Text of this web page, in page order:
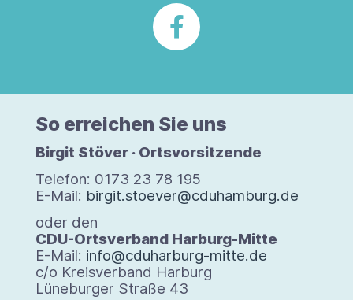
So errei­chen Sie uns
Bir­git Stö­ver · Orts­vor­sit­zende
Tele­fon: 0173 23 78 195
E-Mail: birgit.stoever@cduhamburg.de
oder den
CDU-Orts­ver­band Harburg-​Mitte
E-​Mail: info@cduharburg-mitte.de
c/​o Kreis­ver­band Har­burg
Lüne­bur­ger Straße 43